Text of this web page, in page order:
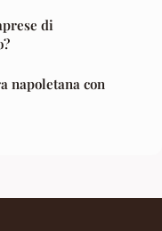
di
napoletana con